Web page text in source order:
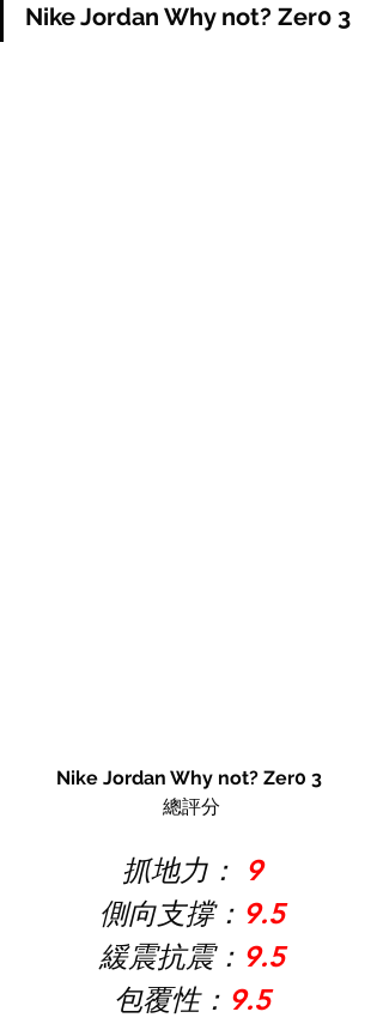
Nike Jordan Why not? Zer0 3
Nike Jordan Why not? Zer0 3
總評分
抓地力： 9
側向支撐： 9.5
緩震抗震： 9.5
包覆性： 9.5